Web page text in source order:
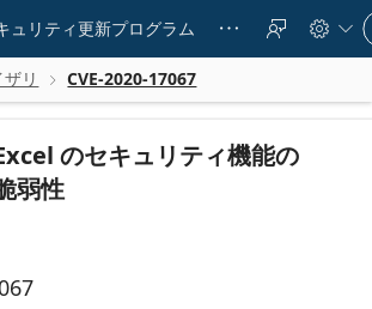
ュリティ更新プログラム    
in
to
リ  CVE-2020-17067
のセキュリティ機能の
弱性